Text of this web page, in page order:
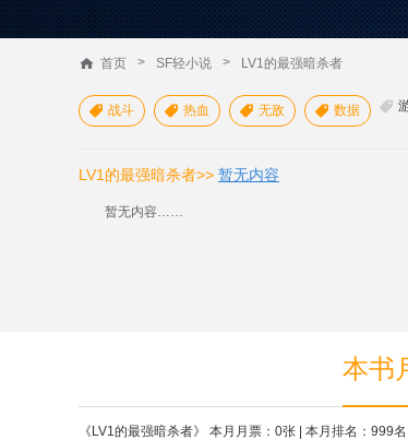
首页 > SF轻小说 > LV1的最强暗杀者
 战斗  热血  无敌  数据 
LV1的最强暗杀者>> 暂无内容
暂无内容……
本书
《LV1的最强暗杀者》 本月月票：0张 | 本月排名：999名